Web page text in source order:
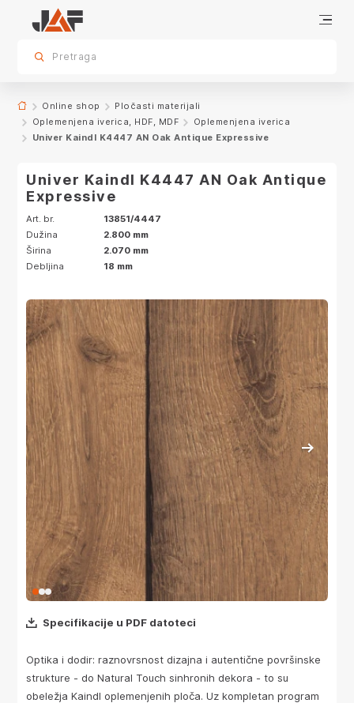
sr.skip-to.main-content
sr.skip-to.table-of-contents
sr.skip-to.main-navigation
Specifikacije
Karakteristike
Pretraga
Online shop
Pločasti materijali
Oplemenjena iverica, HDF, MDF
Oplemenjena iverica
Univer Kaindl K4447 AN Oak Antique Expressive
Univer Kaindl K4447 AN Oak Antique
Expressive
Art. br.
13851/4447
Dužina
2.800 mm
Širina
2.070 mm
Debljina
18 mm
Specifikacije u PDF datoteci
Optika i dodir: raznovrsnost dizajna i autentične površinske
strukture - do Natural Touch sinhronih dekora - to su
obeležja Kaindl oplemenjenih ploča. Uz kompletan program